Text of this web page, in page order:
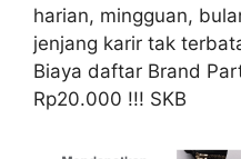
harian, mingguan,
jenjang karir tak
Biaya daftar Brand
Rp20.000 !!! SKB